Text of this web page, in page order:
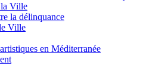
Ville
la délinquance
Ville
en Méditerranée